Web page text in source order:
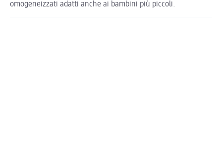
omogeneizzati adatti anche ai bambini più piccoli.